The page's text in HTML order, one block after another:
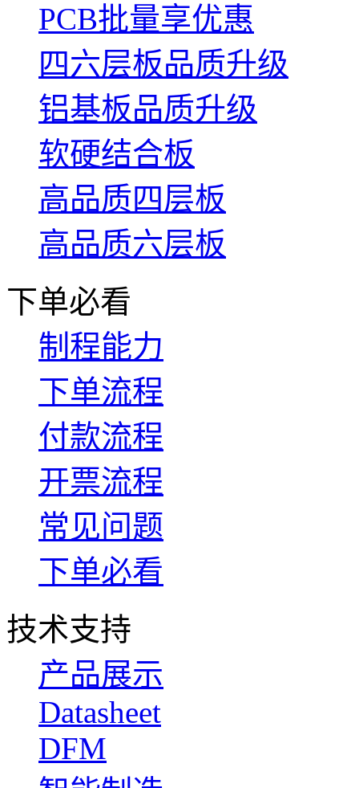
PCB批量享优惠
四六层板品质升级
铝基板品质升级
软硬结合板
高品质四层板
高品质六层板
下单必看
制程能力
下单流程
付款流程
开票流程
常见问题
下单必看
技术支持
产品展示
Datasheet
DFM